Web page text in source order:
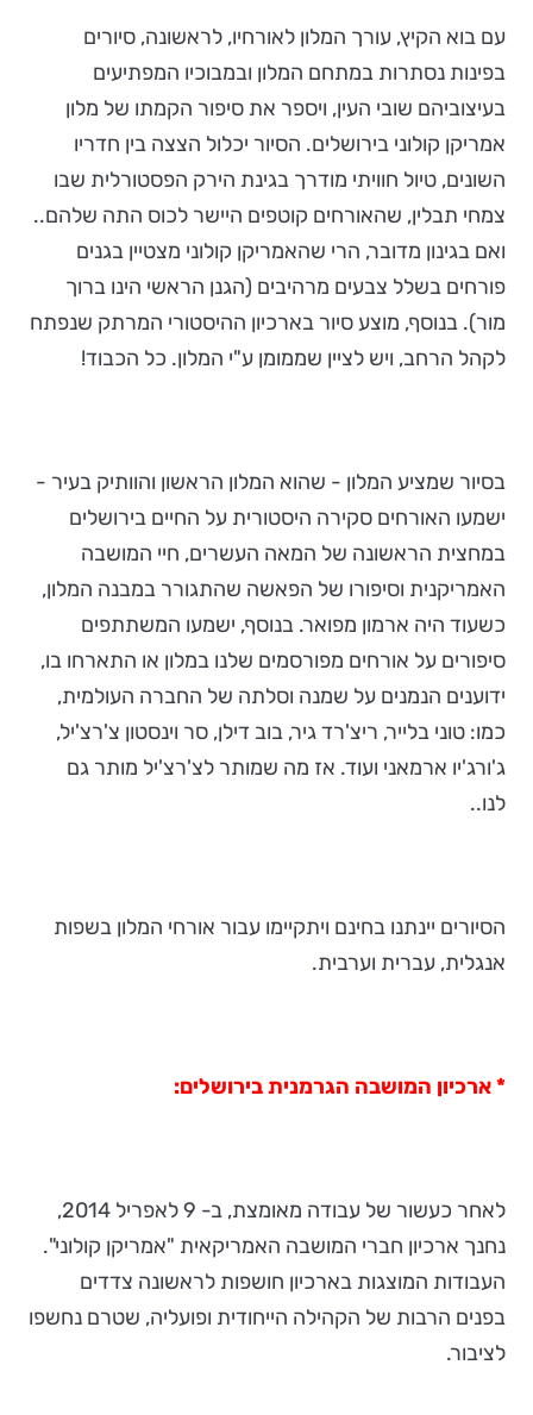
עם בוא הקיץ, עורך המלון לאורחיו, לראשונה, סיורים
בפינות נסתרות במתחם המלון ובמבוכיו המפתיעים
בעיצוביהם שובי העין, ויספר את סיפור הקמתו של מלון
אמריקן קולוני בירושלים. הסיור יכלול הצצה בין חדריו
השונים, טיול חוויתי מודרך בגינת הירק הפסטורלית שבו
צמחי תבלין, שהאורחים קוטפים היישר לכוס התה שלהם..
ואם בגינון מדובר, הרי שהאמריקן קולוני מצטיין בגנים
פורחים בשלל צבעים מרהיבים (הגנן הראשי הינו ברוך
מור). בנוסף, מוצע סיור בארכיון ההיסטורי המרתק שנפתח
לקהל הרחב, ויש לציין שממומן ע"י המלון. כל הכבוד!
בסיור שמציע המלון - שהוא המלון הראשון והוותיק בעיר -
ישמעו האורחים סקירה היסטורית על החיים בירושלים
במחצית הראשונה של המאה העשרים, חיי המושבה
האמריקנית וסיפורו של הפאשה שהתגורר במבנה המלון,
כשעוד היה ארמון מפואר. בנוסף, ישמעו המשתתפים
סיפורים על אורחים מפורסמים שלנו במלון או התארחו בו,
ידוענים הנמנים על שמנה וסלתה של החברה העולמית,
כמו: טוני בלייר, ריצ'רד גיר, בוב דילן, סר וינסטון צ'רצ'יל,
ג'ורג'יו ארמאני ועוד. אז מה שמותר לצ'רצ'יל מותר גם
לנו..
הסיורים יינתנו בחינם ויתקיימו עבור אורחי המלון בשפות
אנגלית, עברית וערבית.
* ארכיון המושבה הגרמנית בירושלים:
לאחר כעשור של עבודה מאומצת, ב- 9 לאפריל 2014,
נחנך ארכיון חברי המושבה האמריקאית "אמריקן קולוני".
העבודות המוצגות בארכיון חושפות לראשונה צדדים
בפנים הרבות של הקהילה הייחודית ופועליה, שטרם נחשפו
לציבור.